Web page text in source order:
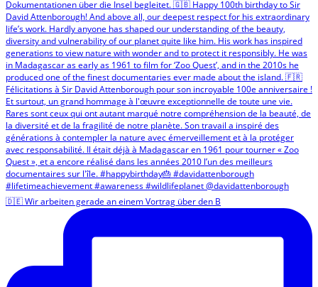
🇩🇪 Wir arbeiten gerade an einem Vortrag über den B